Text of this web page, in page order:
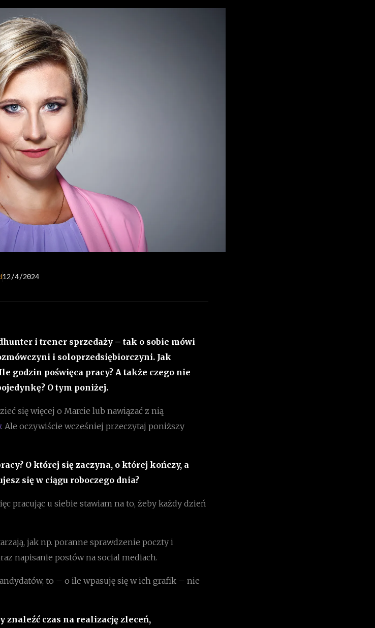
12/4/2024
i trener sprzedaży – tak o sobie mówi
i soloprzedsiębiorczyni. Jak
godzin poświęca pracy? A także czego nie
O tym poniżej.
się więcej o Marcie lub nawiązać z nią
. Ale oczywiście wcześniej przeczytaj poniższy
O której się zaczyna, o której kończy, a
się w ciągu roboczego dnia?
pracując u siebie stawiam na to, żeby każdy dzień
jak np. poranne sprawdzenie poczty i
napisanie postów na social mediach.
to – o ile wpasuję się w ich grafik – nie
znaleźć czas na realizację zleceń,